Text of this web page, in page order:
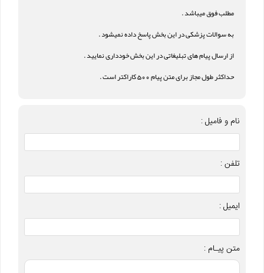
مطلب فوق میباشد .
به سوالات پزشکی در این بخش پاسخ داده نمیشود .
از ارسال پیام های تبلیغاتی در این بخش خودداری نمایید .
حداکثر طول مجاز برای متن پیام 500 کاراکتر است .
نام و فامیل :
تلفن :
ایمیل :
متن پیـام :